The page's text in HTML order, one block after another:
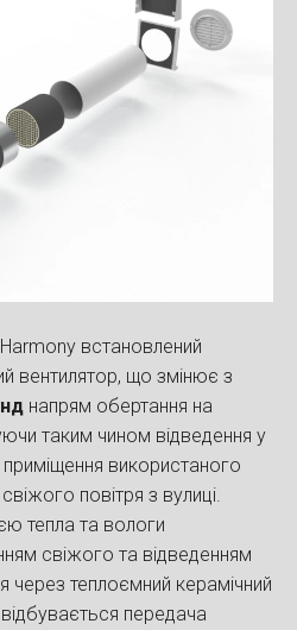
встановлений
вентилятор, що змінює з
напрям обертання на
таким чином відведення у
використаного
повітря з вулиці.
тепла та вологи
свіжого та відведенням
через теплоємний керамічний
передача